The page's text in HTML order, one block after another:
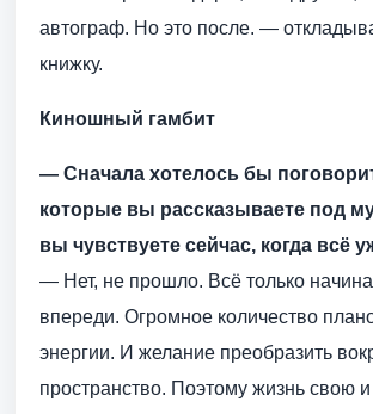
автограф. Но это после. —
книжку.
Киношный гамбит
— Сначала хотелось бы
которые вы рассказываете под
вы чувствуете сейчас, когда всё
— Нет, не прошло. Всё только
впереди. Огромное количество
энергии. И желание преобразить
пространство. Поэтому жизнь свою